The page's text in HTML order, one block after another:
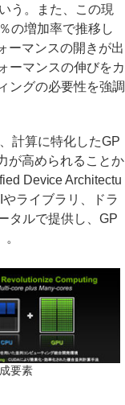
う。また、この現
の増加率で推移し
ーマンスの開きが出
ーマンスの伸びをカ
ングの必要性を強調
計算に特化したGP
が高められることか
Device Architectu
ライブラリ、ドラ
タルで提供し、GP
要素